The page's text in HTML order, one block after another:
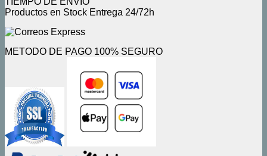
la
de
Productos en Stock Entrega 24/72h
METODO DE PAGO 100% SEGURO